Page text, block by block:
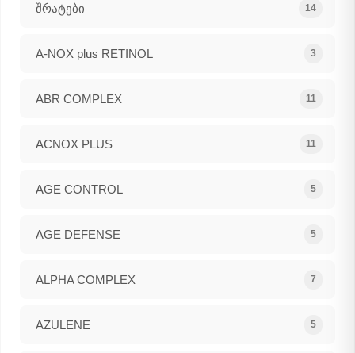
შრატები 14
A-NOX plus RETINOL 3
ABR COMPLEX 11
ACNOX PLUS 11
AGE CONTROL 5
AGE DEFENSE 5
ALPHA COMPLEX 7
AZULENE 5